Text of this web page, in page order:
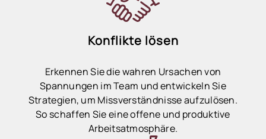
Konflikte lösen
Erkennen Sie die wahren Ursachen von
Spannungen im Team und entwickeln Sie
Strategien, um Missverständnisse aufzulösen.
So schaffen Sie eine offene und produktive
Arbeitsatmosphäre.